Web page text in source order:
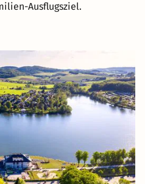
Ausflugsziel.